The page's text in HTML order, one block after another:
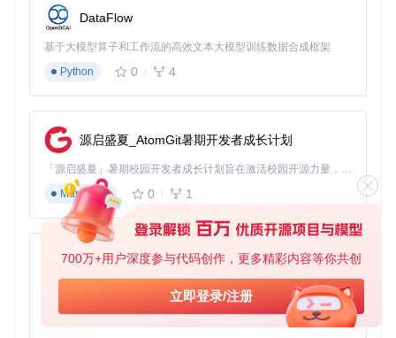
700万+用户深度参与代码创作，更多精彩内容等你共创
立即登录/注册
图书馆、档案馆等文化机构面临数字内容长期保存的挑战：
解密受DRM保护的数字档案，确保长期可访问性
转换加密视频为标准格式，适应未来存储环境
实践指南：从环境搭建到解密执行
系统要求
操作系统：Linux/Unix（推荐Ubuntu 20.04+）
编译工具：CMake 3.10+、GCC 8.0+
依赖库：libcurl-dev、libssl-dev、python3-dev
源码获取
DataFlow
基于大模型算子和工作流的高效文本大模型训练数据合成框架
Python
0 4
源启盛夏_AtomGit暑期开发者成长计划
「源启盛夏」暑期校园开发者成长计划旨在激活校园开源力量，通过积分激励、认证扶持、资源倾斜等形式，引导高校组织和开发者完成「入驻 — 建项目 — 做贡献 — 获认证 — 得资源」的完整闭环。无论你是想带领社团入驻平台的组织者，还是希望用代码贡献证明自己的开发者，都能在这里找到属于你的成长路径。
Markdown
0 1
py-xiaozhi
基于Python的Xiaozhi AI，适用于想要完整Xiaozhi体验而无需拥有专用硬件的用户。
Python
0 1